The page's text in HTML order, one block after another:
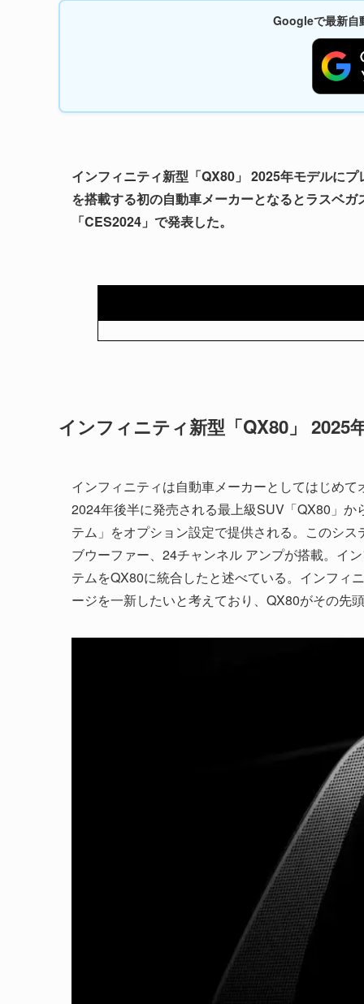
Googleで最新自
インフィニティ新型「QX80」 2025年モデルに
を搭載する初の自動車メーカーとなるとラスベ
「CES2024」で発表した。
インフィニティ新型「QX80」
インフィニティは自動車メーカーとしてはじめて
2024年後半に発売される最上級SUV「QX80」
テム」をオプション設定で提供される。このシ
ブウーファー、24チャンネル アンプが搭載。イ
テムをQX80に統合したと述べている。インフィ
ージを一新したいと考えており、QX80がその先